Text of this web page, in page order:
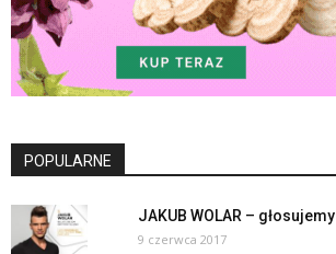
POPULARNE
JAKUB WOLAR – głosujemy
9 czerwca 2017